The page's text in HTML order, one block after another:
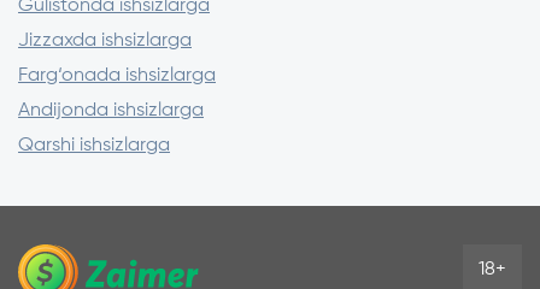
Gulistonda ishsizlarga
Jizzaxda ishsizlarga
Farg‘onada ishsizlarga
Andijonda ishsizlarga
Qarshi ishsizlarga
18+